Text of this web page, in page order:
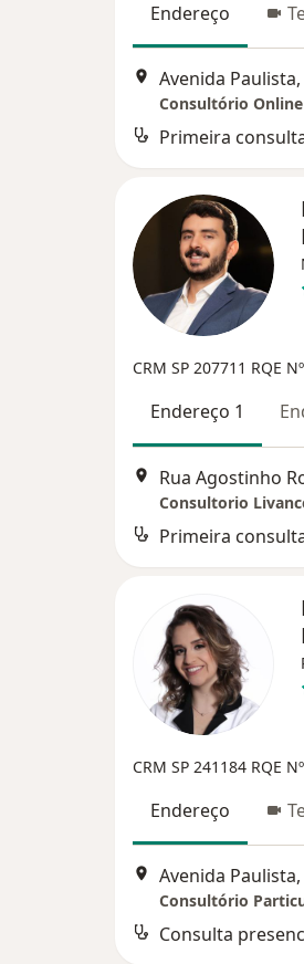
Endereço
Avenida
Consultório Online
Primeira
CRM SP 207711 RQE
Endereço 1
Consultorio
Primeira
CRM SP 241184 RQE
Endereço
Avenida
Consultório
Consulta